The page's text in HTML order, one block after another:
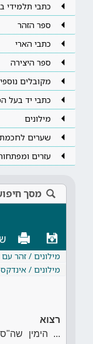
כתבי תלמידי
ספר הזהר
כתבי הארי
ספר היצירה
מקובלים
כתבי יד בעל
מילונים
שערים
עזרים
מסך
מילונים / זהר
מילונים /
רצוא
... הימין